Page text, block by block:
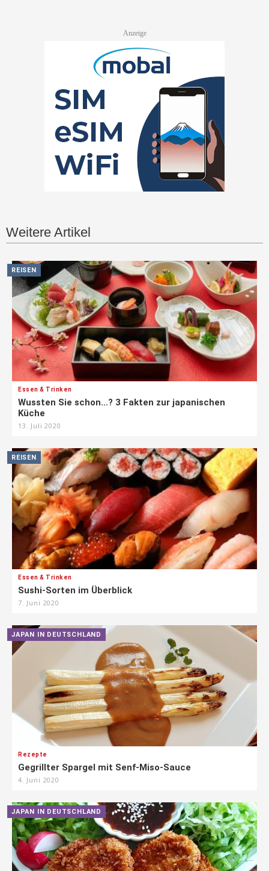
Weitere Artikel
REISEN
Essen & Trinken
Wussten Sie schon…? 3 Fakten zur japanischen
Küche
13. Juli 2020
REISEN
Essen & Trinken
Sushi-Sorten im Überblick
7. Juni 2020
JAPAN IN DEUTSCHLAND
Rezepte
Gegrillter Spargel mit Senf-Miso-Sauce
4. Juni 2020
JAPAN IN DEUTSCHLAND